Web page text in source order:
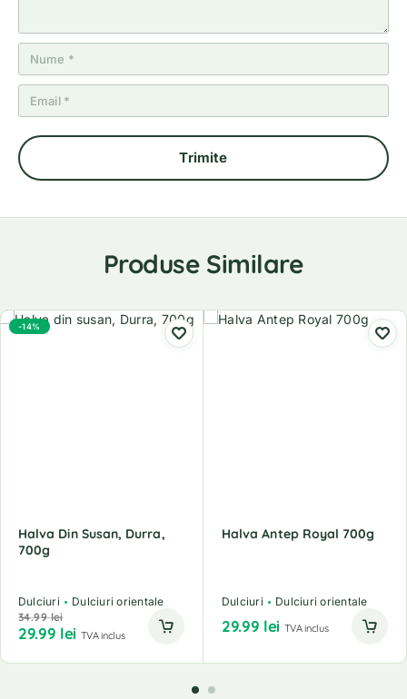
Produse Similare
-14%
Halva Din Susan, Durra,
700g
Dulciuri
Dulciuri orientale
34.99lei
29.99 lei TVA inclus
Halva Antep Royal 700g
Dulciuri Dulciuri orientale
29.99 lei TVA inclus